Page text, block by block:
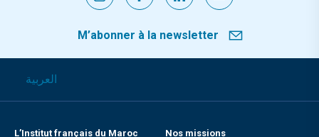
M’abonner à la newsletter
العربية
L’Institut français du Maroc Nos missions